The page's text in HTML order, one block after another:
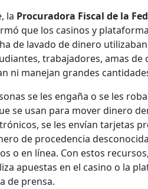
la Procu­rado­ra Fis­cal de la
que los casi­nos y
de lava­do de dinero
tra­ba­jadores, amas de
ni mane­jan grandes
se les engaña o se les
se usan para mover dinero
se les envían tar­je­tas
de proce­den­cia
o en línea. Con estos
apues­tas en el casi­no o la
de pren­sa.